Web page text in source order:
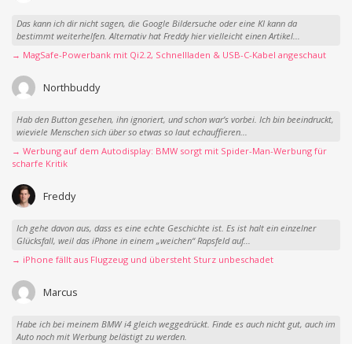
Das kann ich dir nicht sagen, die Google Bildersuche oder eine KI kann da
bestimmt weiterhelfen. Alternativ hat Freddy hier vielleicht einen Artikel...
→ MagSafe-Powerbank mit Qi2.2, Schnellladen & USB-C-Kabel angeschaut
Northbuddy
Hab den Button gesehen, ihn ignoriert, und schon war‘s vorbei. Ich bin beeindruckt,
wieviele Menschen sich über so etwas so laut echauffieren...
→ Werbung auf dem Autodisplay: BMW sorgt mit Spider-Man-Werbung für
scharfe Kritik
Freddy
Ich gehe davon aus, dass es eine echte Geschichte ist. Es ist halt ein einzelner
Glücksfall, weil das iPhone in einem „weichen“ Rapsfeld auf...
→ iPhone fällt aus Flugzeug und übersteht Sturz unbeschadet
Marcus
Habe ich bei meinem BMW i4 gleich weggedrückt. Finde es auch nicht gut, auch im
Auto noch mit Werbung belästigt zu werden.